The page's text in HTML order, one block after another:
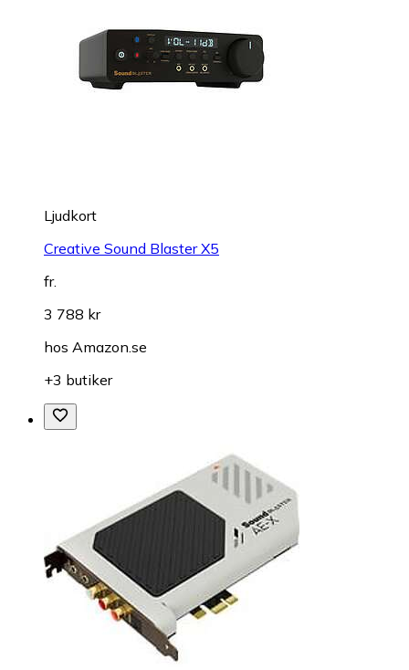
Ljudkort
Creative Sound Blaster X5
fr.
3 788 kr
hos Amazon.se
+3 butiker